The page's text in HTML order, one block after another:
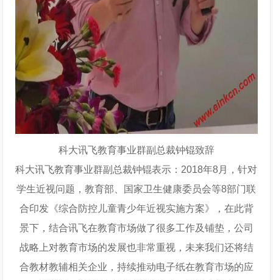
科大讯飞教育事业群副总裁钟锟致辞
科大讯飞教育事业群副总裁钟锟表示：2018年8月，针对
学生近视问题，教育部、国家卫生健康委员会等8部门联
合印发《综合防控儿童青少年近视实施方案》，在此背
景下，结合讯飞在教育市场做了很多工作及铺垫，公司
战略上对教育市场的发展也非常重视，未来我们还将结
合教材教辅相关企业，持续推动电子纸在教育市场的应